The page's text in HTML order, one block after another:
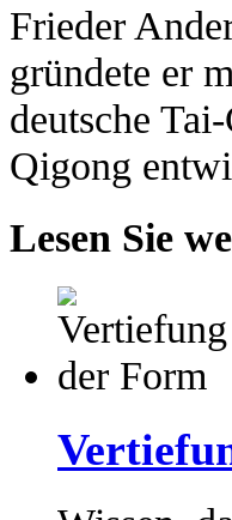
Frieder
gründete er
deutsche
Qigong
Lesen Sie